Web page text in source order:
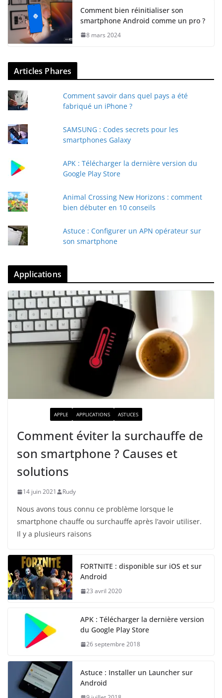
Comment bien réinitialiser son
smartphone Android comme un pro ?
8 mars 2024
Articles Phares
Comment savoir dans quel pays a été
fabriqué un iPhone ?
SAMSUNG : Codes secrets pour les
smartphones Galaxy
APK : Télécharger la dernière version du
Google Play Store
Animal Crossing New Horizons : comment
bien débuter en 10 conseils
Astuce : Configurer un APN opérateur sur
son smartphone
Applications
APPLE APPLICATIONS ASTUCES
Comment éviter la surchauffe de
son smartphone ? Causes et
solutions
14 juin 2021 Rudy
Nous avons tous connu ce problème lorsque le
smartphone chauffe ou surchauffe après l’avoir utiliser.
Il y a plusieurs raisons
FORTNITE : disponible sur iOS et sur
Android
23 avril 2020
APK : Télécharger la dernière version
du Google Play Store
26 septembre 2018
Astuce : Installer un Launcher sur
Android